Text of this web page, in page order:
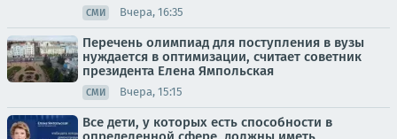
СМИ Вчера, 16:35
Перечень олимпиад для поступления в вузы
нуждается в оптимизации, считает советник
президента Елена Ямпольская
СМИ Вчера, 15:15
Все дети, у которых есть способности в